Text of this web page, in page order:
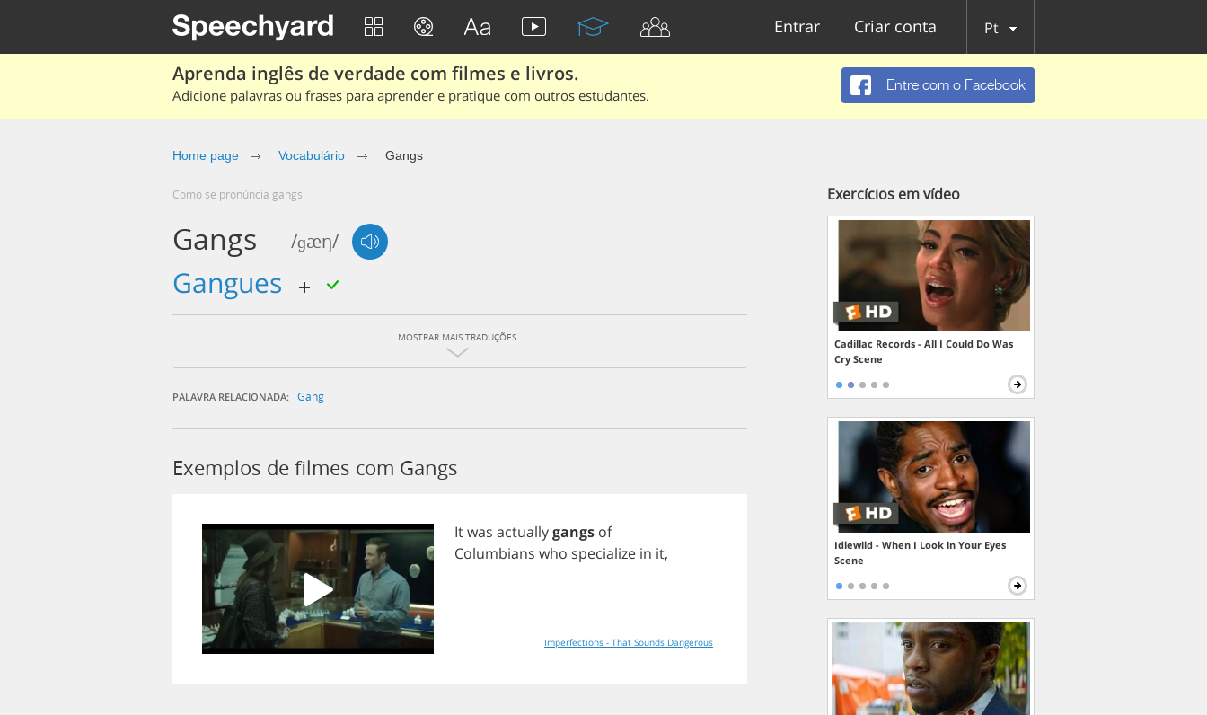
Entrar Criar conta Pt
Aprenda inglês de verdade com filmes e livros.
Adicione palavras ou frases para aprender e pratique com outros estudantes.
Entre com o Facebook
Home page Vocabulário Gangs
Como se pronúncia gangs
Gangs /ɡæŋ/
gangues
MOSTRAR MAIS TRADUÇÕES
PALAVRA RELACIONADA: Gang
Exemplos de filmes com Gangs
Itwas actuallygangs of
Columbians who specialize in it,
Imperfections - That Sounds Dangerous
Exercícios em vídeo
Cadillac Records - All I Could Do Was
Cry Scene
Idlewild - When I Look in Your Eyes
Scene